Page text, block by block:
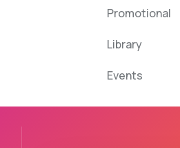
Promotional
Library
Events